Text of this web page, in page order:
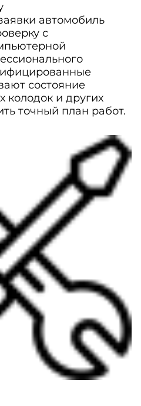
автомобиль
с
состояние
колодок и других
точный план работ.